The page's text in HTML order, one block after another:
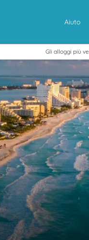
Aiuto
Gli alloggi più